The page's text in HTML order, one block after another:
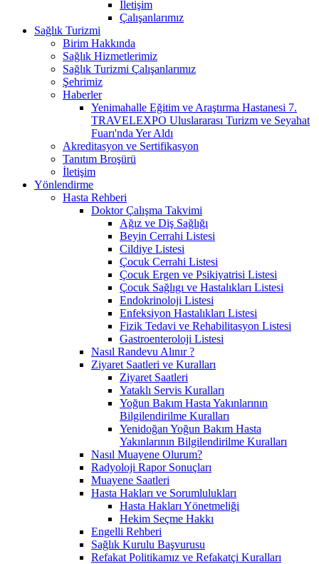
İletişim
Çalışanlarımız
Sağlık Turizmi
Birim Hakkında
Sağlık Hizmetlerimiz
Sağlık Turizmi Çalışanlarımız
Şehrimiz
Haberler
Yenimahalle Eğitim ve Araştırma Hastanesi 7.
TRAVELEXPO Uluslararası Turizm ve Seyahat
Fuarı'nda Yer Aldı
Akreditasyon ve Sertifikasyon
Tanıtım Broşürü
İletişim
Yönlendirme
Hasta Rehberi
Doktor Çalışma Takvimi
Ağız ve Diş Sağlığı
Beyin Cerrahi Listesi
Cildiye Listesi
Çocuk Cerrahi Listesi
Çocuk Ergen ve Psikiyatrisi Listesi
Çocuk Sağlıgı ve Hastalıkları Listesi
Endokrinoloji Listesi
Enfeksiyon Hastalıkları Listesi
Fizik Tedavi ve Rehabilitasyon Listesi
Gastroenteroloji Listesi
Nasıl Randevu Alınır ?
Ziyaret Saatleri ve Kuralları
Ziyaret Saatleri
Yataklı Servis Kuralları
Yoğun Bakım Hasta Yakınlarının
Bilgilendirilme Kuralları
Yenidoğan Yoğun Bakım Hasta
Yakınlarının Bilgilendirilme Kuralları
Nasıl Muayene Olurum?
Radyoloji Rapor Sonuçları
Muayene Saatleri
Hasta Hakları ve Sorumlulukları
Hasta Hakları Yönetmeliği
Hekim Seçme Hakkı
Engelli Rehberi
Sağlık Kurulu Başvurusu
Refakat Politikamız ve Refakatçi Kuralları